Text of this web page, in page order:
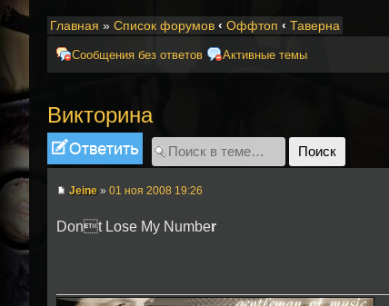
Главная » Список форумов ‹ Оффтоп ‹ Таверна
Сообщения без ответов Активные темы
Викторина
Ответить
Jeine » 01 ноя 2008 19:26
Dont Lose My Number